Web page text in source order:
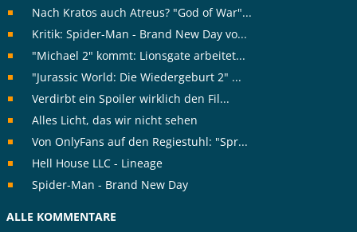
Nach Kratos auch Atreus? "God of War"...
Kritik: Spider-Man - Brand New Day vo...
"Michael 2" kommt: Lionsgate arbeitet...
"Jurassic World: Die Wiedergeburt 2" ...
Verdirbt ein Spoiler wirklich den Fil...
Alles Licht, das wir nicht sehen
Von OnlyFans auf den Regiestuhl: "Spr...
Hell House LLC - Lineage
Spider-Man - Brand New Day
ALLE KOMMENTARE